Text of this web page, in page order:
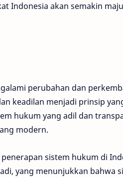
Indonesia akan semakin
perubahan dan
keadilan menjadi prinsip
hukum yang adil dan
modern.
sistem hukum di
yang menunjukkan bahwa